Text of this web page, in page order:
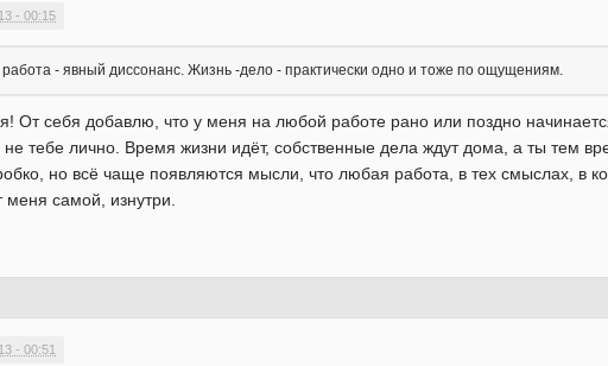
- 00:15
- явный диссонанс. Жизнь -дело - практически одно и тоже по ощущениям.
От себя добавлю, что у меня на любой работе рано или поздно
не тебе лично. Время жизни идёт, собственные дела ждут дома, а ты тем
но всё чаще появляются мысли, что любая работа, в тех смыслах, в
самой, изнутри.
- 00:51